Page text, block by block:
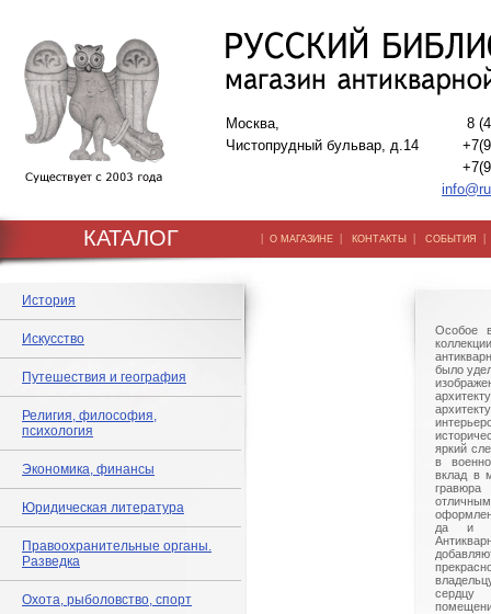
Москва,
Чистопрудный бульвар, д.14
8
КАТАЛОГ | О МАГАЗИНЕ | КОНТАКТЫ | СОБЫТИЯ
История
Искусство
Путешествия и география
Религия, философия,
психология
Экономика, финансы
Юридическая литература
Правоохранительные органы.
Разведка
Охота, рыболовство, спорт
Особое
было
яркий
в
вклад в
да и
сердцу